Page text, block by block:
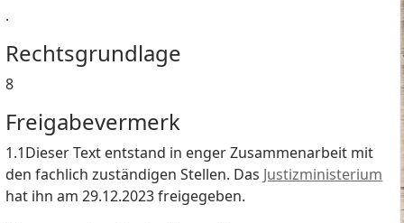
.
Rechtsgrundlage
8
Freigabevermerk
1.1Dieser Text entstand in enger Zusammenarbeit mit
den fachlich zuständigen Stellen. Das Justizministerium
hat ihn am 29.12.2023 freigegeben.